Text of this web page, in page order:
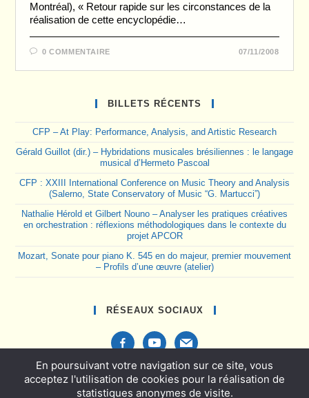
Montréal), « Retour rapide sur les circonstances de la
réalisation de cette encyclopédie…
0 COMMENTAIRE 07/11/2008
BILLETS RÉCENTS
CFP – At Play: Performance, Analysis, and Artistic Research
Gérald Guillot (dir.) – Hybridations musicales brésiliennes : le langage
musical d’Hermeto Pascoal
CFP : XXIII International Conference on Music Theory and Analysis
(Salerno, State Conservatory of Music “G. Martucci”)
Nathalie Hérold et Gilbert Nouno – Analyser les pratiques créatives
en orchestration : réflexions méthodologiques dans le contexte du
projet APCOR
Mozart, Sonate pour piano K. 545 en do majeur, premier mouvement
– Profils d’une œuvre (atelier)
RÉSEAUX SOCIAUX
facebook-
alt
youtubemail
En poursuivant votre navigation sur ce site, vous
acceptez l'utilisation de cookies pour la réalisation de
statistiques anonymes de visite.